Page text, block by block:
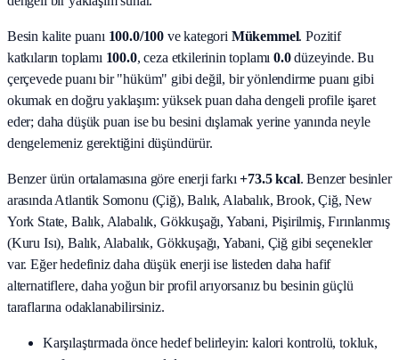
Besin kalite puanı 100.0/100 ve kategori Mükemmel. Pozitif
katkıların toplamı 100.0, ceza etkilerinin toplamı 0.0düzeyinde. Bu
çerçevede puanı bir "hüküm" gibi değil, bir yönlendirme puanı gibi
okumak en doğru yaklaşım: yüksek puan daha dengeli profile işaret
eder; daha düşük puan ise bu besini dışlamak yerine yanında neyle
dengelemeniz gerektiğini düşündürür.
Benzer ürün ortalamasına göre enerji farkı +73.5 kcal. Benzer besinler
arasında Atlantik Somonu (Çiğ), Balık, Alabalık, Brook, Çiğ, New
York State, Balık, Alabalık, Gökkuşağı, Yabani, Pişirilmiş, Fırınlanmış
(Kuru Isı), Balık, Alabalık, Gökkuşağı, Yabani, Çiğ gibi seçenekler
var. Eğer hedefiniz daha düşük enerji ise listeden daha hafif
alternatiflere, daha yoğun bir profil arıyorsanız bu besinin güçlü
taraflarına odaklanabilirsiniz.
Karşılaştırmada önce hedef belirleyin: kalori kontrolü, tokluk,